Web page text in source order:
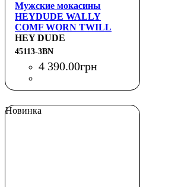
Мужские мокасины
HEYDUDE WALLY
COMF WORN TWILL
HEY DUDE
45113-3BN
4 390.00грн
Новинка